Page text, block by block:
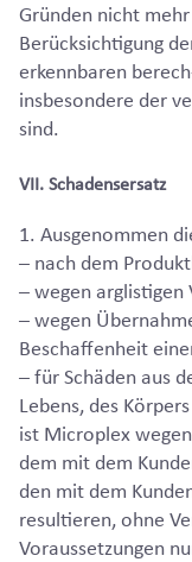
Gründen nicht
Berücksichtigung
erkennbaren
insbesondere der
sind.
VII. Schadensersatz
1. Ausgenommen
– nach dem
– wegen arglistigen
– wegen
Beschaffenheit
– für Schäden aus
Lebens, des
ist Microplex
dem mit dem
den mit dem
resultieren, ohne
Voraussetzungen